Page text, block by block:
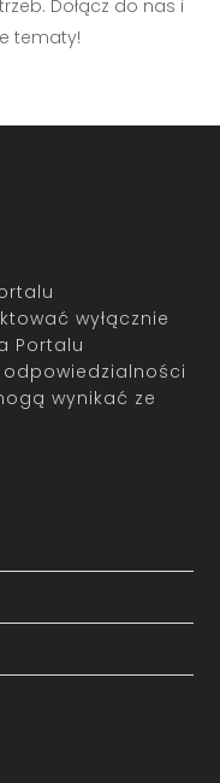
Dołącz do nas i
tematy!
wyłącznie
Portalu
odpowiedzialności
wynikać ze